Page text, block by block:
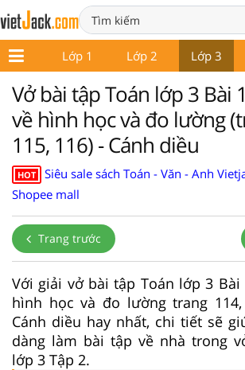
Lớp 1 Lớp 2 Lớp 3
Vở bài tập Toán lớp 3 Bài
về hình học và đo lường
115, 116) - Cánh diều
HOT
Siêu sale sách Toán - Văn - Anh
Shopee mall
Trang trước
Với giải vở bài tập Toán lớp 3 Bài
hình học và đo lường trang 114,
Cánh diều hay nhất, chi tiết sẽ
dàng làm bài tập về nhà trong
lớp 3 Tập 2.